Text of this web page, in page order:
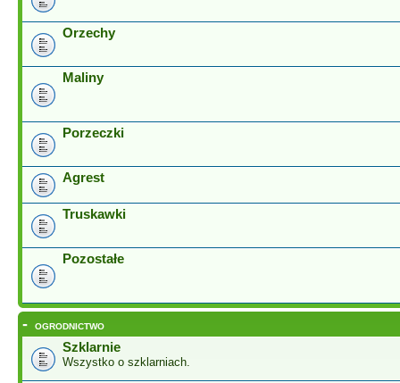
Orzechy
Maliny
Porzeczki
Agrest
Truskawki
Pozostałe
- OGRODNICTWO
Szklarnie
Wszystko o szklarniach.